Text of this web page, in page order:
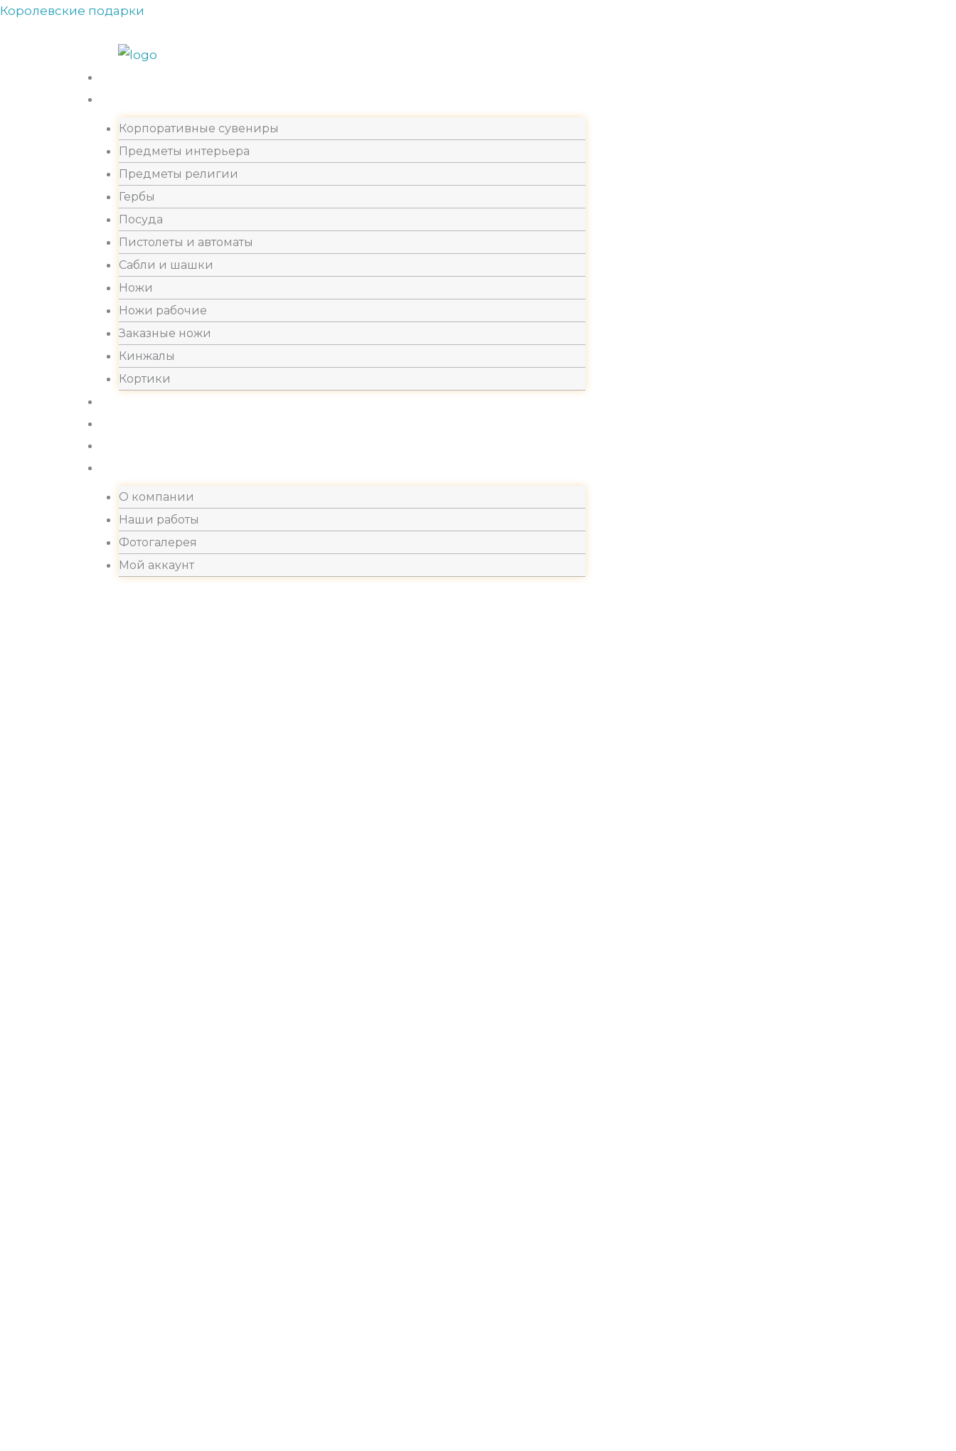
Перейти
Королевские подарки
Корпоративные сувениры
Предметы интерьера
Предметы религии
Гербы
Посуда
Пистолеты и автоматы
Сабли и шашки
Ножи
Ножи рабочие
Заказные ножи
Кинжалы
Кортики
О компании
Наши работы
Фотогалерея
Мой аккаунт
Прокрутка